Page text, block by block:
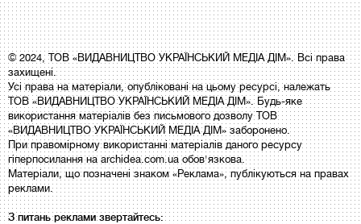
© 2024, ТОВ «ВИДАВНИЦТВО УКРАЇНСЬКИЙ МЕДІА ДІМ». Всі права
захищені.
Усі права на матеріали, опубліковані на цьому ресурсі, належать
ТОВ «ВИДАВНИЦТВО УКРАЇНСЬКИЙ МЕДІА ДІМ». Будь-яке
використання матеріалів без письмового дозволу ТОВ
«ВИДАВНИЦТВО УКРАЇНСЬКИЙ МЕДІА ДІМ» заборонено.
При правомірному використанні матеріалів даного ресурсу
гіперпосилання на archidea.com.ua обов'язкова.
Матеріали, що позначені знаком «Реклама», публікуються на правах
реклами.
З питань реклами звертайтесь: